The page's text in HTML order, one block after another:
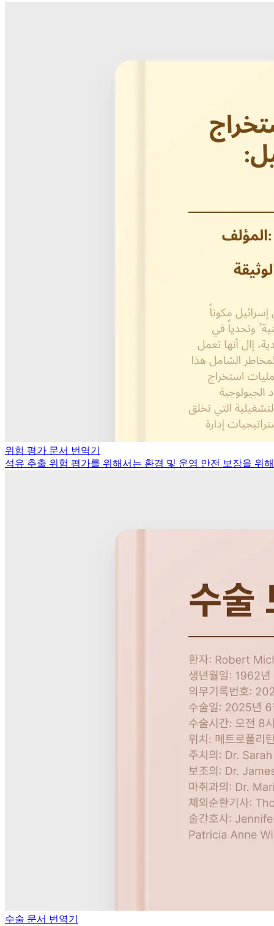
위험 평가 문서 번역기
석유 추출 위험 평가를 위해서는 환경 및 운영 안전 보장을 위
수술 문서 번역기